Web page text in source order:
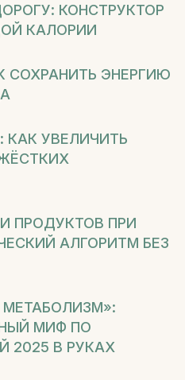
КОНСТРУКТОР
КАЛОРИИ
СОХРАНИТЬ ЭНЕРГИЮ
КАК УВЕЛИЧИТЬ
ПРОДУКТОВ ПРИ
АЛГОРИТМ БЕЗ
МИФ ПО
2025 В РУКАХ